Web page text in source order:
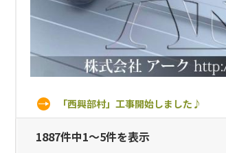
「西興部村」工事開始しました♪
1887件中1～5件を表示